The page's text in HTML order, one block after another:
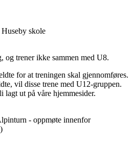
skole
og trener ikke sammen med U8.
for at treningen skal gjennomføres.
vil disse trene med U12-gruppen.
lagt ut på våre hjemmesider.
- oppmøte innenfor